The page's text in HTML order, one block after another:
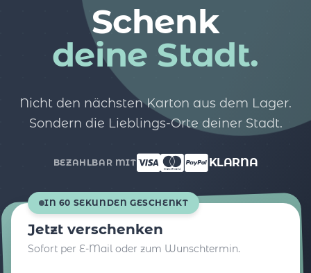
Schenk
deine Stadt.
Nicht den nächsten Karton aus dem Lager.
Sondern die Lieblings-Orte deiner Stadt.
BEZAHLBAR MIT KLARNA
IN 60 SEKUNDEN GESCHENKT
Jetzt verschenken
Sofort per E-Mail oder zum Wunschtermin.